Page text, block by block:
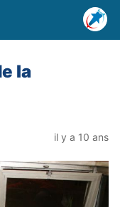
la
il y a 10 ans